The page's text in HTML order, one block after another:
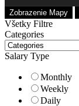
Zobrazenie Mapy
Všetky Filtre
Categories
Salary Type
Monthly
Weekly
Daily